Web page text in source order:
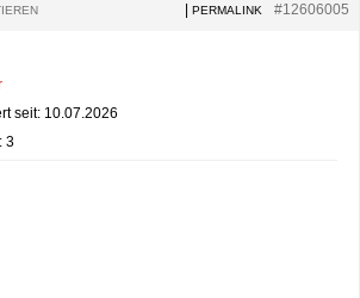
#12606005
PERMALINK
seit: 10.07.2026
3